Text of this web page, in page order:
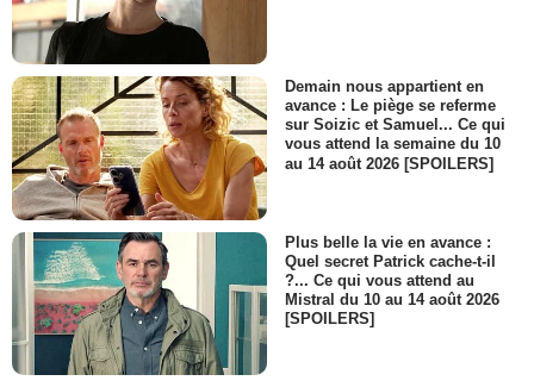
Demain nous appartient en
avance : Le piège se referme
sur Soizic et Samuel... Ce qui
vous attend la semaine du 10
au 14 août 2026 [SPOILERS]
Plus belle la vie en avance :
Quel secret Patrick cache-t-il
?... Ce qui vous attend au
Mistral du 10 au 14 août 2026
[SPOILERS]